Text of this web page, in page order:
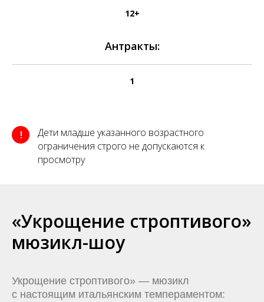
12+
Антракты:
1
!
Дети младше указанного возрастного
ограничения строго не допускаются к
просмотру
«Укрощение строптивого»
мюзикл-шоу
Укрощение строптивого» — мюзикл
с настоящим итальянским темпераментом: